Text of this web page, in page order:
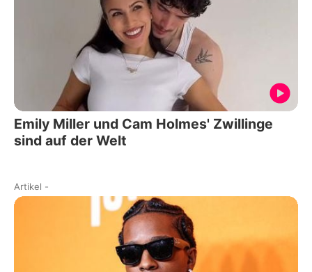
Emily Miller und Cam Holmes' Zwillinge
sind auf der Welt
Artikel -